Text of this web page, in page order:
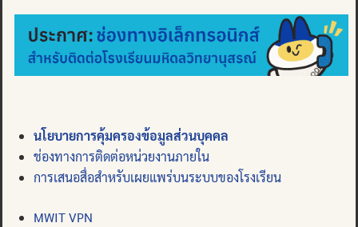
นโยบายการคุ้มครองข้อมูลส่วนบุคคล
ช่องทางการติดต่อหน่วยงานภายใน
การเสนอสื่อสำหรับเผยแพร่บนระบบของโรงเรียน
MWIT VPN